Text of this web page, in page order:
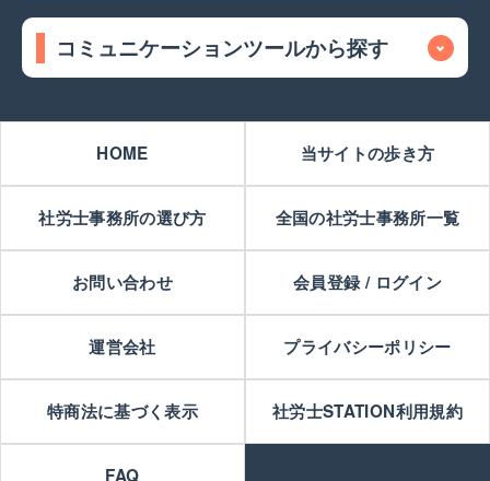
コミュニケーションツールから探す
HOME 当サイトの歩き方
社労士事務所の選び方 全国の社労士事務所一覧
お問い合わせ 会員登録 / ログイン
運営会社 プライバシーポリシー
特商法に基づく表示 社労士STATION利用規約
FAQ